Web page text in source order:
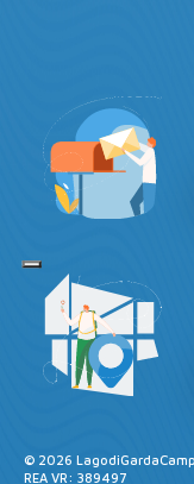
© 2026
REA VR: 389497